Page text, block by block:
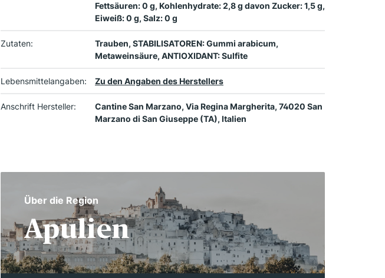
Fettsäuren: 0 g, Kohlenhydrate: 2,8 g davon Zucker: 1,5 g,
Eiweiß: 0 g, Salz: 0 g
Zutaten:
Trauben, STABILISATOREN: Gummi arabicum,
Metaweinsäure, ANTIOXIDANT: Sulfite
Lebensmittelangaben: Zu den Angaben des Herstellers
Anschrift Hersteller:
Cantine San Marzano, Via Regina Margherita, 74020 San
Marzano di San Giuseppe (TA), Italien
Über die Region
Apulien